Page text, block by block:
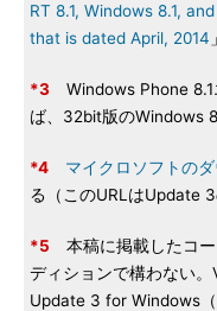
RT 8.1, Windows 8.1,
that is dated April, 2014
*3 Windows Phone 8.1
ば、32bit版のWindows
*4 マイクロソフトの
る（このURLはUpdate 3
*5 本稿に掲載したコー
ディションで構わない
Update 3 for Windows